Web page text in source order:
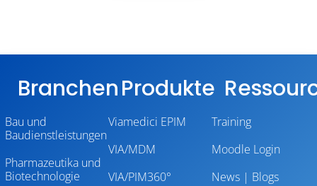
Branchen
Bau und
Baudienstleistungen
Pharmazeutika und
Biotechnologie
Produkte
Viamedici EPIM
VIA/MDM
VIA/PIM360°
Training
Moodle Login
News | Blogs